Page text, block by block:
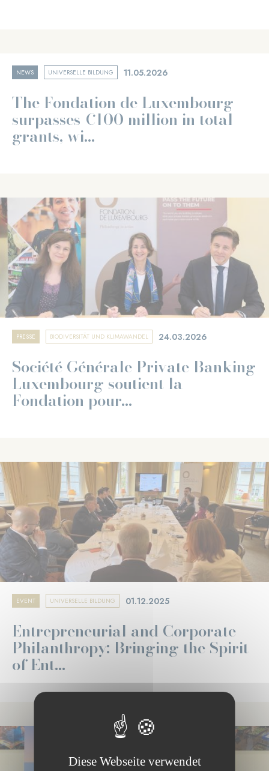
NEWS UNIVERSELLE BILDUNG 11.05.2026
The Fondation de Luxembourg
surpasses €100 million in total
grants, wi...
PRESSE BIODIVERSITÄT UND KLIMAWANDEL 24.03.2026
Société Générale Private Banking
Luxembourg soutient la
Fondation pour...
EVENT UNIVERSELLE BILDUNG 01.12.2025
Entrepreneurial and Corporate
Philanthropy: Bringing the Spirit
of Ent...
Diese Webseite verwendet